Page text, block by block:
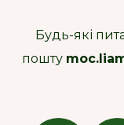
Будь-які
пошту